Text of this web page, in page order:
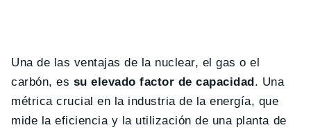
Una de las ventajas de la nuclear, el gas o el
carbón, es su elevado factor de capacidad. Una
métrica crucial en la industria de la energía, que
mide la eficiencia y la utilización de una planta de